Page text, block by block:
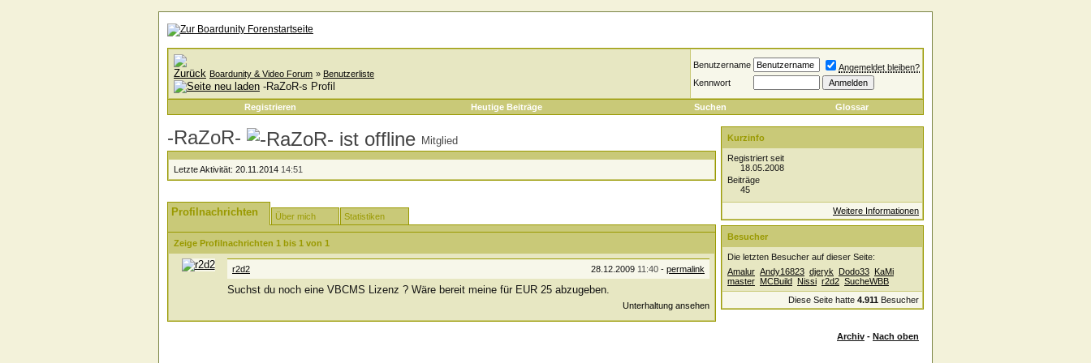
Boardunity & Video Forum » Benutzerliste
-RaZoR-s Profil
Benutzername
Angemeldet bleiben?
Kennwort
Registrieren Heutige Beiträge Suchen Glossar
-RaZoR- Mitglied
Letzte Aktivität: 20.11.2014 14:51
Profilnachrichten Über mich Statistiken
Zeige Profilnachrichten 1 bis 1 von 1
28.12.2009 11:40 - permalink
r2d2
Suchst du noch eine VBCMS Lizenz ? Wäre bereit meine für EUR 25 abzugeben.
Unterhaltung ansehen
Kurzinfo
Registriert seit
18.05.2008
Beiträge
45
Weitere Informationen
Besucher
Die letzten Besucher auf dieser Seite:
Amalur Andy16823 djeryk Dodo33 KaMi
master MCBuild Nissi r2d2 SucheWBB
Diese Seite hatte 4.911 Besucher
Archiv - Nach oben